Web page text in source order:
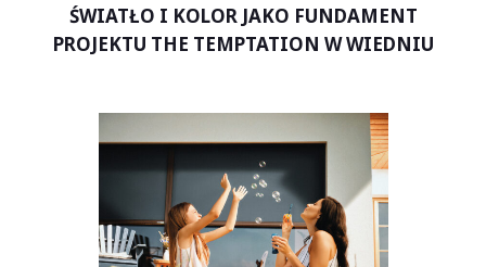
ŚWIATŁO I KOLOR JAKO FUNDAMENT
PROJEKTU THE TEMPTATION W WIEDNIU